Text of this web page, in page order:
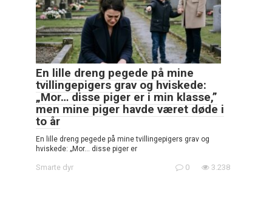
En lille dreng pegede på mine
tvillingepigers grav og hviskede:
„Mor… disse piger er i min klasse,”
men mine piger havde været døde i
to år
En lille dreng pegede på mine tvillingepigers grav og
hviskede: „Mor… disse piger er
Smarte dyr 0 3.238